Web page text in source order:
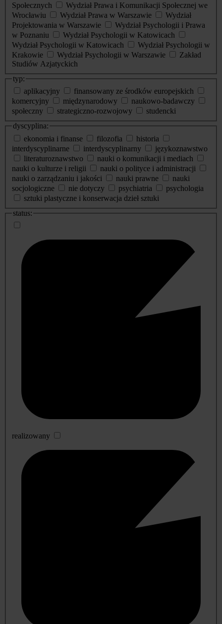
Społecznych
Wydział Prawa i Komunikacji Społecznej we
Wrocławiu
Wydział Prawa w Warszawie
Wydział
Projektowania w Warszawie
Wydział Psychologii i Prawa
w Poznaniu
Wydział Psychologii w Katowicach
Wydział Psychologii w Katowicach
Wydział Psychologii w
Krakowie
Wydział Psychologii w Warszawie
Zakład
Studiów Azjatyckich
typ:
aplikacyjny
finansowany ze środków europejskich
komercyjny
międzynarodowy
naukowo-badawczy
społeczny
strategiczno-rozwojowy
studencki
dyscyplina:
ekonomia i finanse
filozofia
historia
interdyscyplinarne
interdyscyplinarny
językoznawstwo
literaturoznawstwo
nauki o komunikacji i mediach
nauki o kulturze i religii
nauki o polityce i administracji
nauki o zarządzaniu i jakości
nauki prawne
nauki
socjologiczne
nie dotyczy psychiatria
psychologia
sztuki plastyczne i konserwacja dzieł sztuki
status:
realizowany